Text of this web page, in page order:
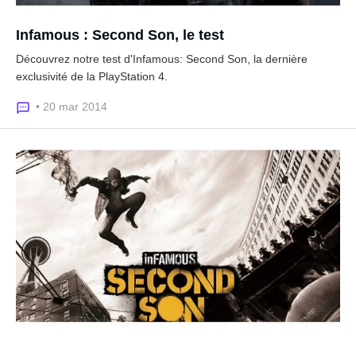
Infamous : Second Son, le test
Découvrez notre test d'Infamous: Second Son, la dernière
exclusivité de la PlayStation 4.
• 20 mar 2014